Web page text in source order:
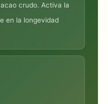
crudo. Activa la
en la longevidad